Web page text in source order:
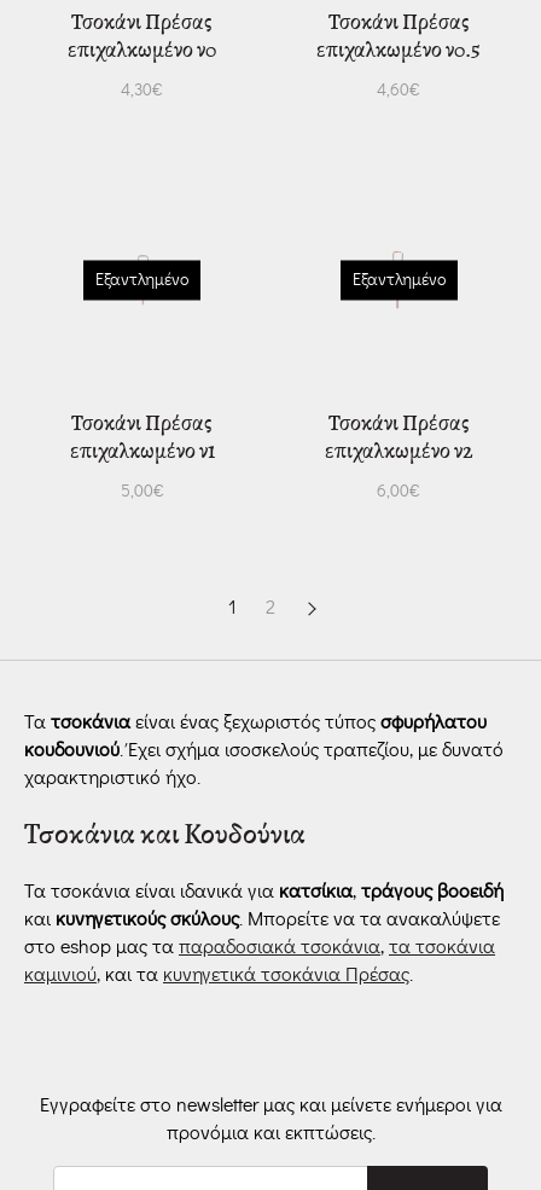
Τσοκάνι Πρέσας
επιχαλκωμένο ν0
4,30€
Τσοκάνι Πρέσας
επιχαλκωμένο ν0.5
4,60€
Εξαντλημένο
Τσοκάνι Πρέσας
επιχαλκωμένο ν1
5,00€
Εξαντλημένο
Τσοκάνι Πρέσας
επιχαλκωμένο ν2
6,00€
1 2
Τα τσοκάνιαείναι ένας ξεχωριστός τύπος σφυρήλατου
κουδουνιού . Έχει σχήμα ισοσκελούς τραπεζίου, με δυνατό
χαρακτηριστικό ήχο.
Τσοκάνια και Κουδούνια
Τα τσοκάνια είναι ιδανικά για κατσίκια, τράγους βοοειδή
και κυνηγετικούς σκύλους. Μπορείτε να τα ανακαλύψετε
στο eshop μας τα παραδοσιακά τσοκάνια, τα τσοκάνια
καμινιού, και τα κυνηγετικά τσοκάνια Πρέσας
Εγγραφείτε στο newsletter μας και μείνετε ενήμεροι για
προνόμια και εκπτώσεις.